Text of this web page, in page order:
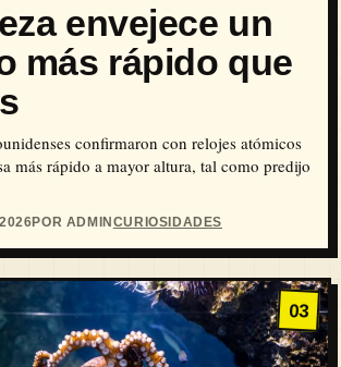
envejece un
más rápido que
confirmaron con relojes atómicos
más rápido a mayor altura, tal como predijo
POR ADMINCURIOSIDADES
03